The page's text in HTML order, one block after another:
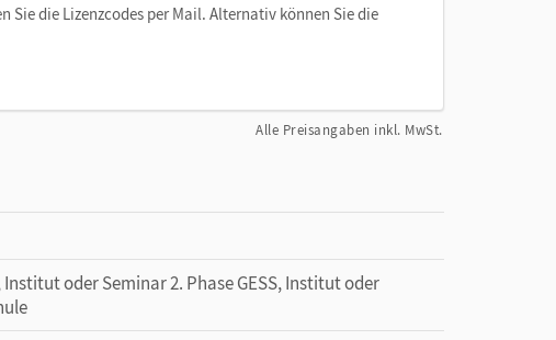
Sie die Lizenzcodes per Mail. Alternativ können Sie die
Alle Preisangaben inkl. MwSt.
oder Seminar 2. Phase GESS, Institut oder